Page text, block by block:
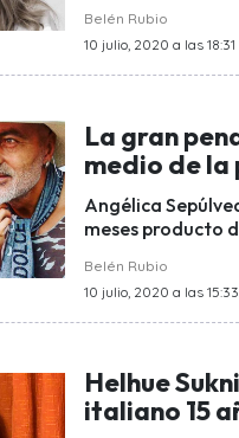
Belén Rubio
10 julio, 2020 a las 18:31
La gran
medio de la
Angélica
meses producto
Belén Rubio
10 julio, 2020 a las 15:33
Helhue
italiano 15